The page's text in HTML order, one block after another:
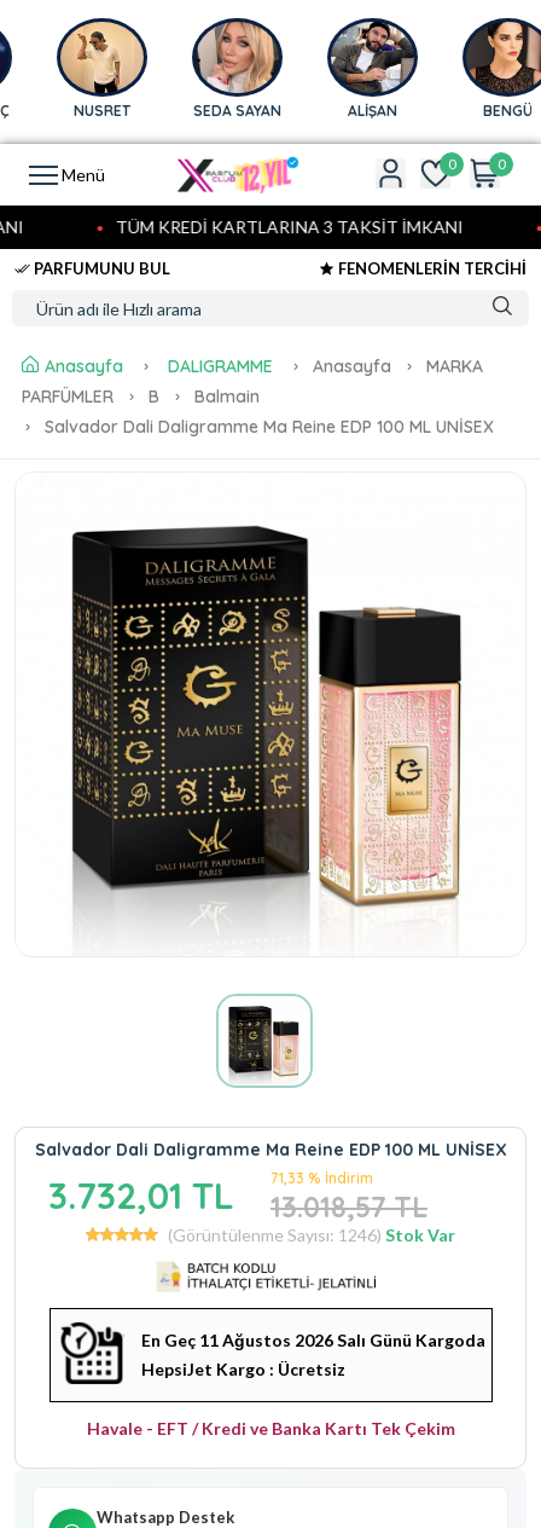
NUSRET SEDA SAYAN ALİŞAN BENGÜ
Menü 0 0
TÜM KREDİ KARTLARINA 3 TAKSİT İMKANI
PARFUMUNU BUL FENOMENLERİN TERCİHİ
Anasayfa DALIGRAMME Anasayfa
MARKA
PARFÜMLER
B
Balmain
Salvador Dali Daligramme Ma Reine EDP 100 ML UNİSEX
Salvador Dali Daligramme Ma Reine EDP 100 ML UNİSEX
3.732,01 TL 71,33 % İndirim
13.018,57 TL
(Görüntülenme Sayısı: 1246) Stok Var
En Geç 11 Ağustos 2026 Salı Günü Kargoda
HepsiJet Kargo : Ücretsiz
Havale - EFT / Kredi ve Banka Kartı Tek Çekim
Whatsapp Destek